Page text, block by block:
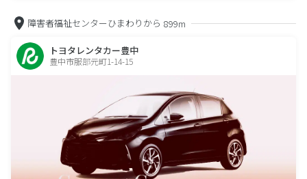
障害者福祉センターひまわりから 899m
トヨタレンタカー豊中
豊中市服部元町1-14-15